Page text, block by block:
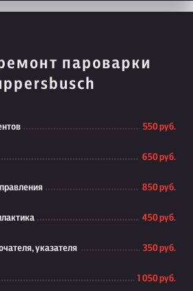
пароварки
550 руб.
650 руб.
850 руб.
450 руб.
указателя 350 руб.
1 050 руб.